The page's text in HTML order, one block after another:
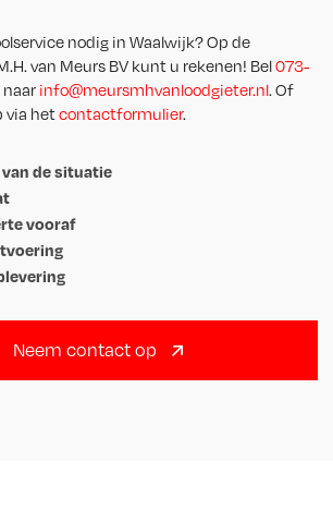
nodig in Waalwijk? Op de
van Meurs BV kunt u rekenen! Bel073-
info@meursmhvanloodgieter.nl. Of
via hetcontactformulier.
de situatie
vooraf
Neem contact op